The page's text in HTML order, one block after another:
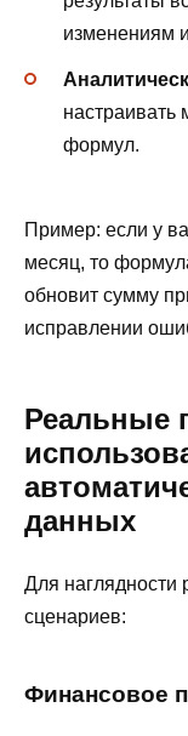
изменениям
настраивать
формул.
Пример: если у
месяц, то
обновит сумму
исправлении
Реальные
данных
Для наглядности
сценариев:
Финансовое